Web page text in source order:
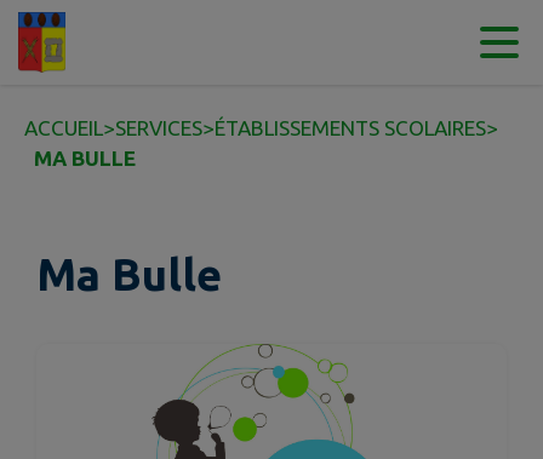
Contenu
ACCUEIL>SERVICES>ÉTABLISSEMENTS SCOLAIRES>
MA BULLE
Ma Bulle